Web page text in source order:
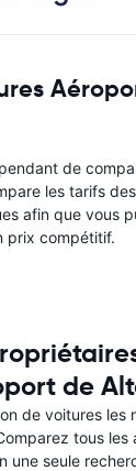
de
les tarifs
afin que vous
prix compétitif.
de
de voitures les
tous les
une seule